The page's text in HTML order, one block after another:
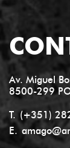
Av. Miguel
8500-299
T. (+351)
E.